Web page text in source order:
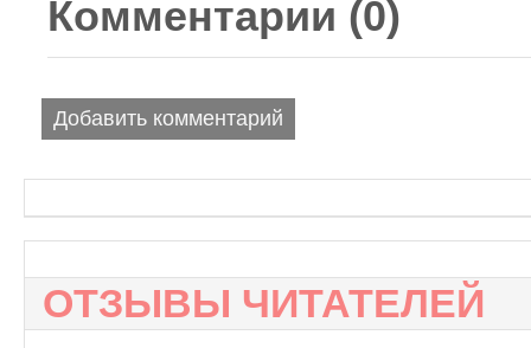
Комментарии (0)
Добавить комментарий
ОТЗЫВЫ ЧИТАТЕЛЕЙ